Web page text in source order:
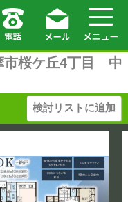
市桜ケ丘4丁目 中
検討リストに追加